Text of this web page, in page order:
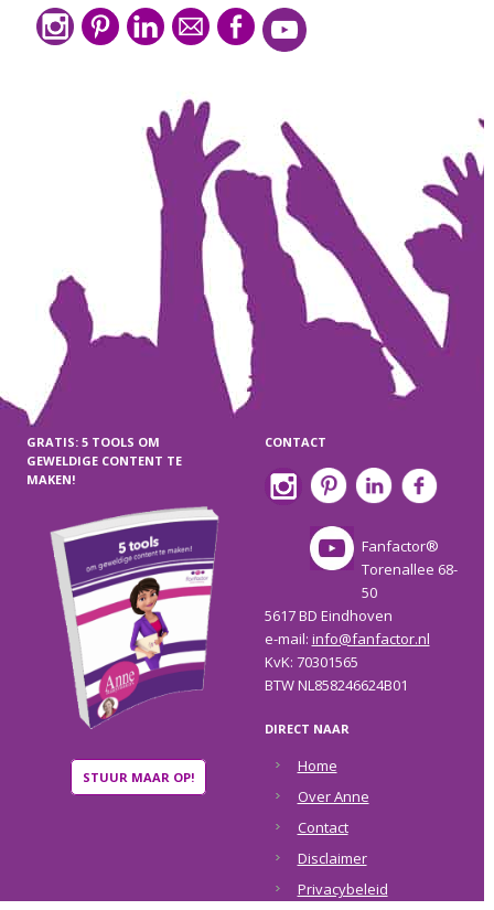
GRATIS: 5 TOOLS OM
GEWELDIGE CONTENT TE
MAKEN!
STUUR MAAR OP!
CONTACT
Fanfactor®
Torenallee 68-
50
5617 BD Eindhoven
e-mail: info@fanfactor.nl
KvK: 70301565
BTW NL858246624B01
DIRECT NAAR
Home
Over Anne
Contact
Disclaimer
Privacybeleid